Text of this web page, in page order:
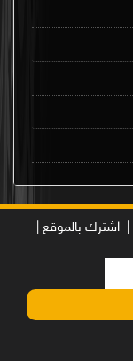
اشترك بالموقع |